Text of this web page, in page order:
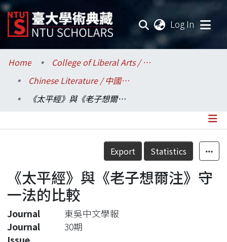
Log In
Communities & Collections
Research Outputs
Statistics
Home
College of Liberal Arts / 文學院
Chinese Literature / 中國文學系
《太平經》與《老子想爾注》守一法的比較
Details
Export Statistics
《太平經》與《老子想爾注》守
一法的比較
Journal
東吳中文學報
Journal
30期